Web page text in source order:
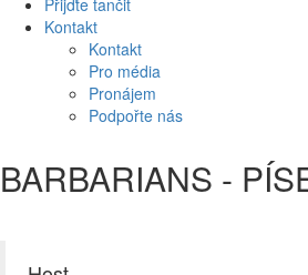
Kontakt
Kontakt
Pro média
Pronájem
Podpořte nás
BARBARIANS -